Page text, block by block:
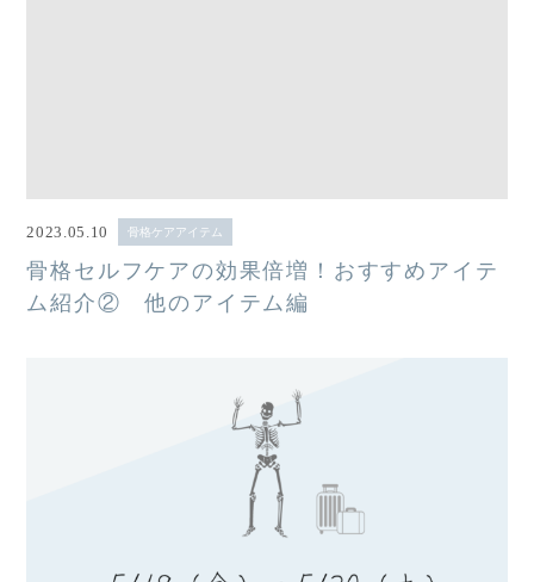
2023.05.10 骨格ケアアイテム
骨格セルフケアの効果倍増！おすすめアイテ
ム紹介② 他のアイテム編